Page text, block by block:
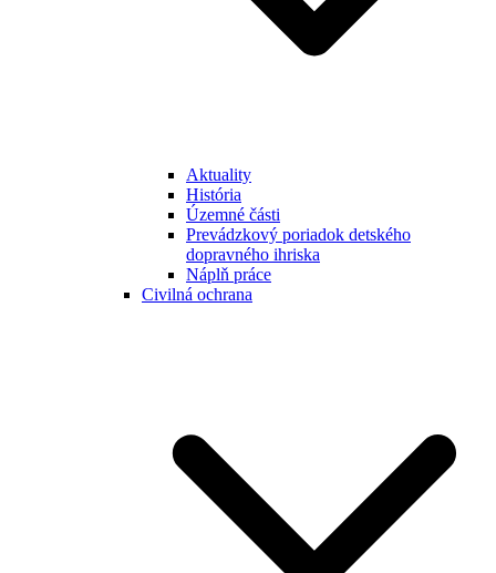
Aktuality
História
Územné části
Prevádzkový poriadok detského
dopravného ihriska
Náplň práce
Civilná ochrana